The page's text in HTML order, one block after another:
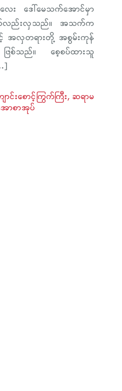
း ဒေါ်မေသက်အောင်မှာ
ကိုယ်လည်းလှသည်။ အသက်က
င့် အလှတရားတို့ အစွမ်းကုန်
ြစ်သည်။ စေ့စပ်ထားသူ
ာင်းစောင့်ကြွက်ကြီး ဆရာမ
ာစာအုပ်